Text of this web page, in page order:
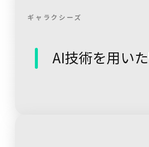
ギャラクシーズ
AI技術を用い